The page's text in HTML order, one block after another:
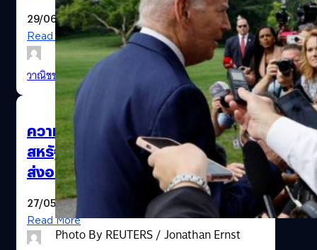
Photo By REUTERS / Jonathan Ernst
29/06/2023
Read More
วาณิชชา สายเสมา | 1135 days ago
ความมั่นคงทางพลังงาน : สิ่งที่รัฐบาล
สหรัฐฯ แสวงหา และความเสี่ยงของ
ส่งออกไทย
27/05/2023
Read More